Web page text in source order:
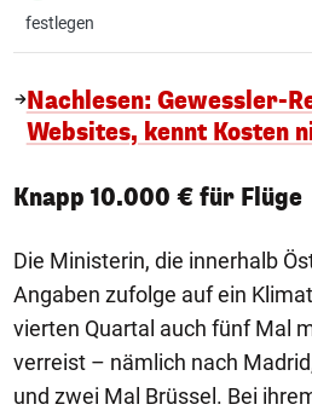
festlegen
Nachlesen: Gewessler-
Websites, kennt Kosten
Knapp 10.000 € für Flüge
Die Ministerin, die innerhalb
Angaben zufolge auf ein
vierten Quartal auch fünf Mal
verreist – nämlich nach
und zwei Mal Brüssel. Bei